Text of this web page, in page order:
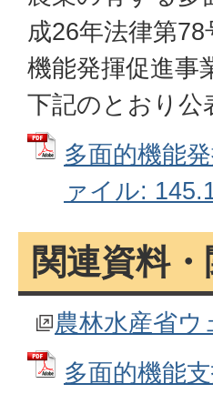
成26年法律第
機能発揮促進事
下記のとおり公
多面的機能
ァイル:
関連資料
農林水産省
多面的機能